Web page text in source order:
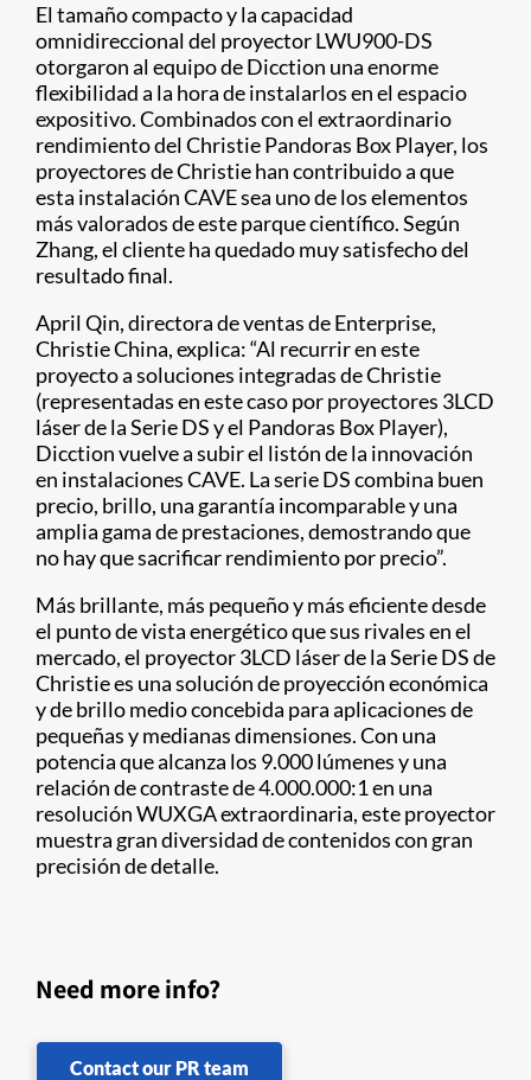
El tamaño compacto y la capacidad
omnidireccional del proyector LWU900-DS
otorgaron al equipo de Dicction una enorme
flexibilidad a la hora de instalarlos en el espacio
expositivo. Combinados con el extraordinario
rendimiento del Christie Pandoras Box Player, los
proyectores de Christie han contribuido a que
esta instalación CAVE sea uno de los elementos
más valorados de este parque científico. Según
Zhang, el cliente ha quedado muy satisfecho del
resultado final.
April Qin, directora de ventas de Enterprise,
Christie China, explica: “Al recurrir en este
proyecto a soluciones integradas de Christie
(representadas en este caso por proyectores 3LCD
láser de la Serie DS y el Pandoras Box Player),
Dicction vuelve a subir el listón de la innovación
en instalaciones CAVE. La serie DS combina buen
precio, brillo, una garantía incomparable y una
amplia gama de prestaciones, demostrando que
no hay que sacrificar rendimiento por precio”.
Más brillante, más pequeño y más eficiente desde
el punto de vista energético que sus rivales en el
mercado, el proyector 3LCD láser de la Serie DS de
Christie es una solución de proyección económica
y de brillo medio concebida para aplicaciones de
pequeñas y medianas dimensiones. Con una
potencia que alcanza los 9.000 lúmenes y una
relación de contraste de 4.000.000:1 en una
resolución WUXGA extraordinaria, este proyector
muestra gran diversidad de contenidos con gran
precisión de detalle.
Need more info?
Contact our PR team